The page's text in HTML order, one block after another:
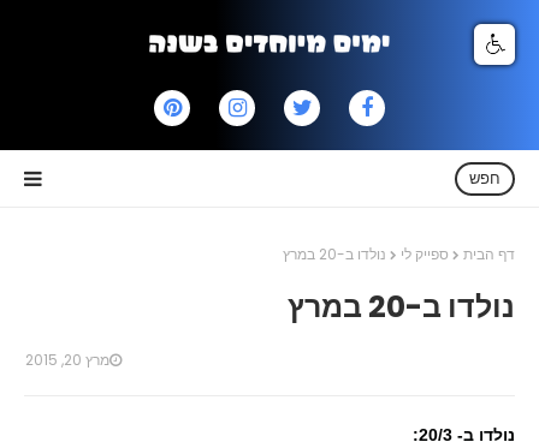
חפש
דף הבית ספייק לי נולדו ב-20 במרץ
נולדו ב-20 במרץ
מרץ 20, 2015
נולדו ב- 20/3: